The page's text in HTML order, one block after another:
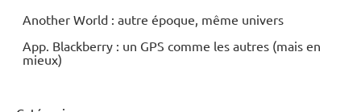
Another World : autre époque, même univers
App. Blackberry : un GPS comme les autres (mais en
mieux)